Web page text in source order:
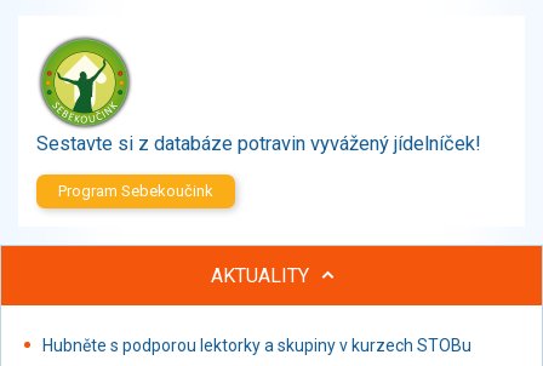
Ořechy, semena
Zelenina
Brambory, luštěniny, houby
Sladkosti, slané výrobky
Ochucovadla, přísady, sladidla
Proteinové výrobky, doplňky stravy
Nápoje alkoholické
Sestavte si z databáze potravin vyvážený jídelníček!
Program Sebekoučink
AKTUALITY
Hubněte s podporou lektorky a skupiny v kurzech STOBu